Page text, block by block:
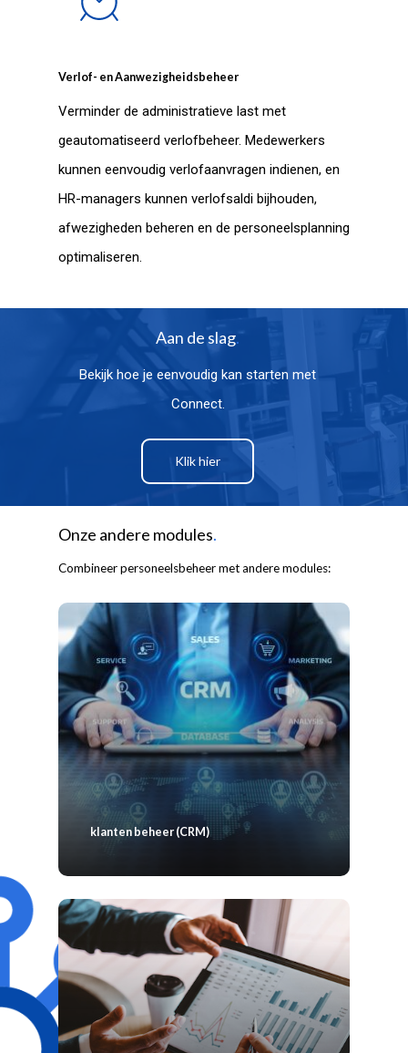
Verlof- en Aanwezigheidsbeheer
Verminder de administratieve last met
geautomatiseerd verlofbeheer. Medewerkers
kunnen eenvoudig verlofaanvragen indienen, en
HR-managers kunnen verlofsaldi bijhouden,
afwezigheden beheren en de personeelsplanning
optimaliseren.
Aan de slag.
Bekijk hoe je eenvoudig kan starten met
Connect.
Klik hier
Onze andere modules.
Combineer personeelsbeheer met andere modules:
klanten beheer (CRM)